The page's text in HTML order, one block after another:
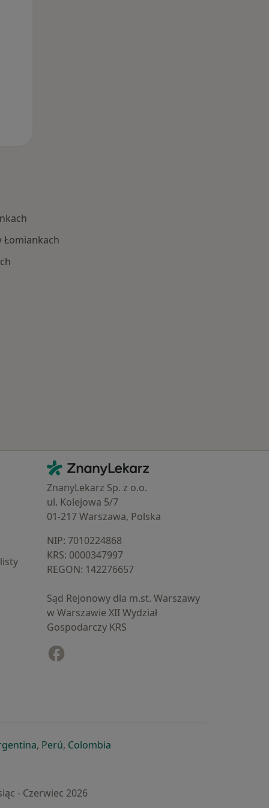
Łomiankach
Kontakt
ZnanyLekarz - Strona główna
ZnanyLekarz Sp. z o.o.
ul. Kolejowa 5/7
01-217 Warszawa, Polska
NIP: ⁠7010224868
KRS: ⁠0000347997
REGON: ⁠142276657
Sąd Rejonowy dla m.st. Warszawy
w Warszawie XII Wydział
Gospodarczy KRS
karcie
w nowej karcie
się w nowej karcie
otwiera się w nowej karcie
, Perúotwiera się w nowej karcie
, Colombiaotwiera się w nowej karcie
- Czerwiec 2026